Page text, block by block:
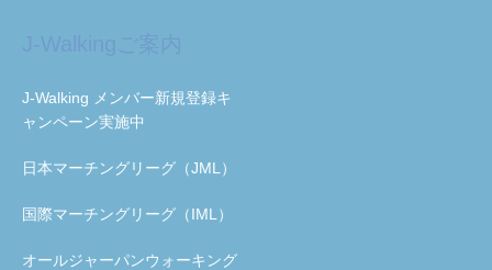
J-Walking メンバー新規登録キ
ャンペーン実施中
日本マーチングリーグ（JML）
国際マーチングリーグ（IML）
オールジャーパンウォーキング